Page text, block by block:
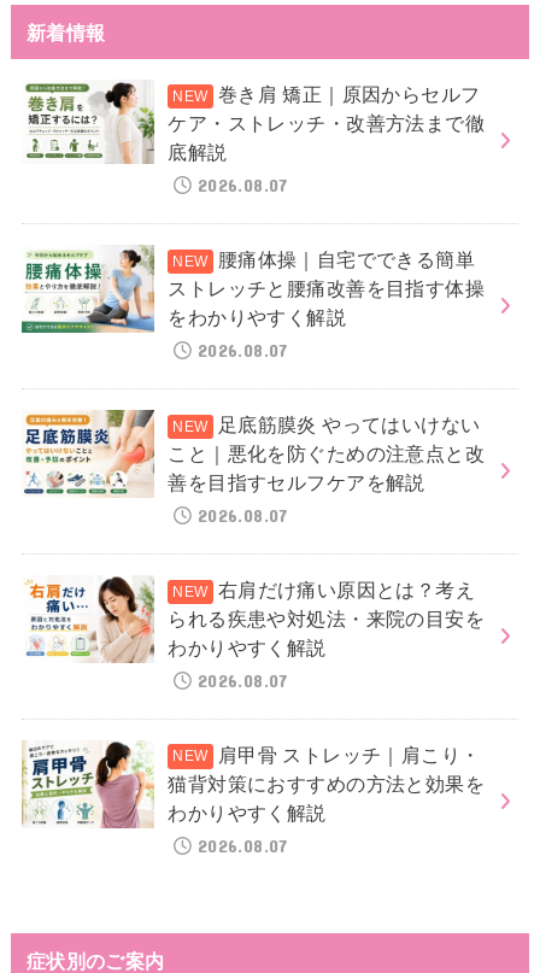
新着情報
巻き肩 矯正｜原因からセルフ
ケア・ストレッチ・改善方法まで徹
底解説
2026.08.07
腰痛体操｜自宅でできる簡単
ストレッチと腰痛改善を目指す体操
をわかりやすく解説
2026.08.07
足底筋膜炎 やってはいけない
こと｜悪化を防ぐための注意点と改
善を目指すセルフケアを解説
2026.08.07
右肩だけ痛い原因とは？考え
られる疾患や対処法・来院の目安を
わかりやすく解説
2026.08.07
肩甲骨 ストレッチ｜肩こり・
猫背対策におすすめの方法と効果を
わかりやすく解説
2026.08.07
症状別のご案内